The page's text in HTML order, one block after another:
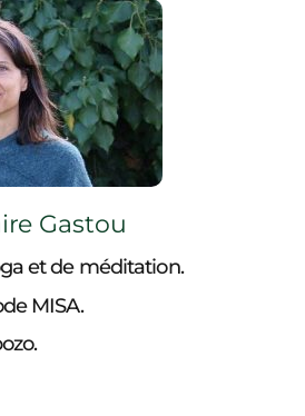
Gastou
et de méditation.
MISA.